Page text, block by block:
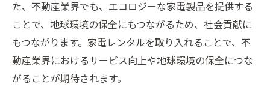
た、不動産業界でも、エコロジーな家電製品を提供する
ことで、地球環境の保全にもつながるため、社会貢献に
もつながります。家電レンタルを取り入れることで、不
動産業界におけるサービス向上や地球環境の保全につな
がることが期待されます。